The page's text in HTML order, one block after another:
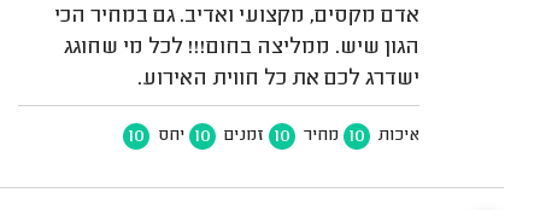
אדם מקסים, מקצועי ואדיב. גם במחיר הכי
הגון שיש. ממליצה בחום!!! לכל מי שחוגג
ישדרג לכם את כל חווית האירוע.
איכות 10 מחיר 10 זמנים 10 יחס 10